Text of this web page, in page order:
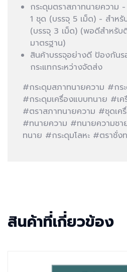
กระดุมตราสภาทนายความ
1 ชุด (บรรจุ 5 เม็ด) - สำห
(บรรจุ 3 เม็ด) (พอดีสำหรับ
มาตรฐาน)
สินค้าบรรจุอย่างดี ป้องกัน
กระแทกระหว่างจัดส่ง
#กระดุมสภาทนายความ #กร
#กระดุมเครื่องแบบทนาย #เ
#ตราสภาทนายความ #ชุดเค
#ทนายความ #ทนายความช
ทนาย #กระดุมโลหะ #ตราชั่ง
สินค้าที่เกี่ยวข้อง